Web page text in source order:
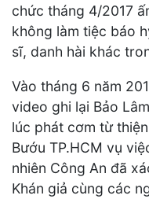
chức tháng 4/2017
không làm tiệc báo
sĩ, danh hài khác
Vào tháng 6 năm
video ghi lại Bảo
lúc phát cơm từ
Bướu TP.HCM vụ
nhiên Công An đã
Khán giả cùng các